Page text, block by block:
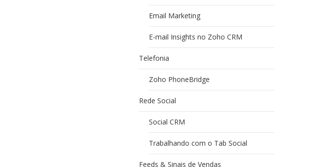
Email Marketing
E-mail Insights no Zoho CRM
Telefonia
Zoho PhoneBridge
Rede Social
Social CRM
Trabalhando com o Tab Social
Feeds & Sinais de Vendas